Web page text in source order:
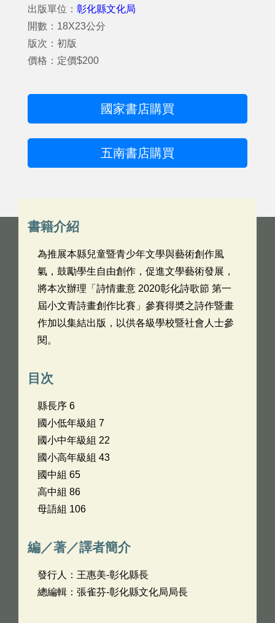
出版單位： 彰化縣文化局
開數：18X23公分
版次：初版
價格：定價$200
國家書店購買
五南書店購買
書籍介紹
為推展本縣兒童暨青少年文學與藝術創作風
氣，鼓勵學生自由創作，促進文學藝術發展，
將本次辦理「詩情畫意 2020彰化詩歌節 第一
屆小文青詩畫創作比賽」參賽得奬之詩作暨畫
作加以集結出版，以供各級學校暨社會人士參
閱。
目次
縣長序 6
國小低年級組 7
國小中年級組 22
國小高年級組 43
國中組 65
高中組 86
母語組 106
編／著／譯者簡介
發行人：王惠美-彰化縣長
總編輯：張雀芬-彰化縣文化局局長